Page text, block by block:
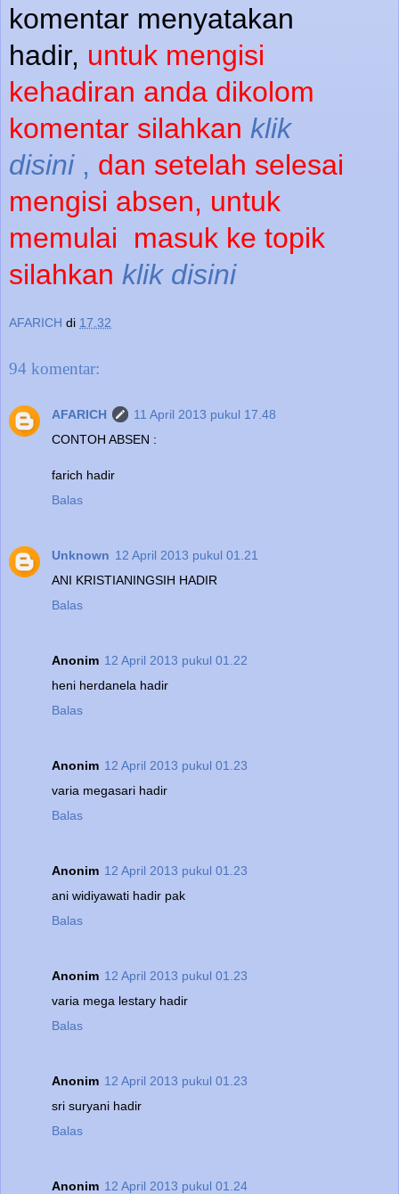
komentar menyatakan
hadir, untuk mengisi
kehadiran anda dikolom
komentar silahkan klik
disini , dan setelah selesai
mengisi absen, untuk
memulai masuk ke topik
silahkan klik disini
AFARICH di 17.32
94 komentar:
AFARICH
11 April 2013 pukul 17.48
CONTOH ABSEN :
farich hadir
Balas
Unknown 12 April 2013 pukul 01.21
ANI KRISTIANINGSIH HADIR
Balas
Anonim 12 April 2013 pukul 01.22
heni herdanela hadir
Balas
Anonim 12 April 2013 pukul 01.23
varia megasari hadir
Balas
Anonim 12 April 2013 pukul 01.23
ani widiyawati hadir pak
Balas
Anonim 12 April 2013 pukul 01.23
varia mega lestary hadir
Balas
Anonim 12 April 2013 pukul 01.23
sri suryani hadir
Balas
Anonim 12 April 2013 pukul 01.24